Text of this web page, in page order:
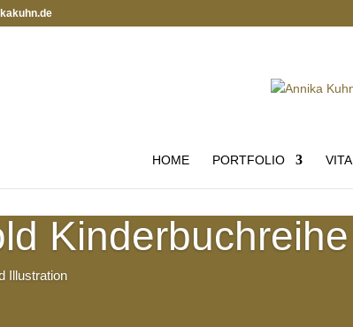
HOME PORTFOLIO VITA
Kinderbuchreihe
Illustration